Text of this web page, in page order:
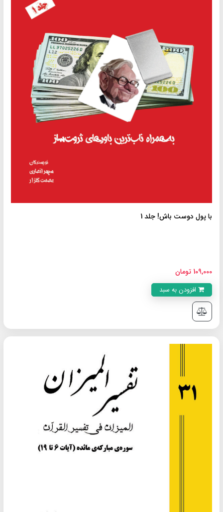
با پول دوست باش! جلد 1
109,000 تومان